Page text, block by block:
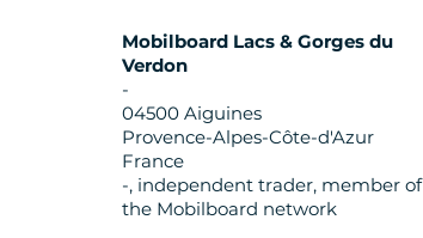
Mobilboard Lacs & Gorges du
Verdon
-
04500 Aiguines
Provence-Alpes-Côte-d'Azur
France
-, independent trader, member of
the Mobilboard network